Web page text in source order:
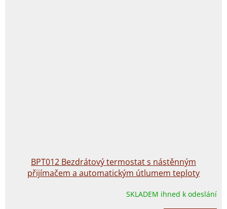
BPT012 Bezdrátový termostat s nástěnným
přijímačem a automatickým útlumem teploty
SKLADEM ihned k odeslání